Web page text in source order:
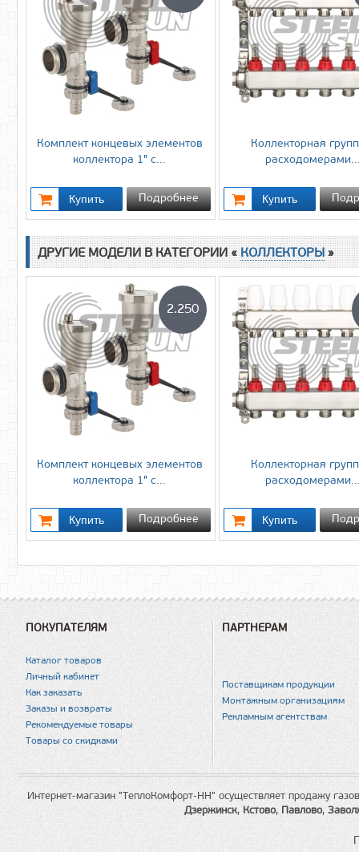
Комплект концевых элементов
коллектора 1" с...
Подробнее
Коллекторная
ДРУГИЕ МОДЕЛИ В КАТЕГОРИИ «КОЛЛЕКТОРЫ»
Комплект концевых элементов
коллектора 1" с...
2.250
Подробнее
Коллекторная
ПОКУПАТЕЛЯМ
Каталог товаров
Личный кабинет
Как заказать
Заказы и возвраты
Рекомендуемые товары
Товары со скидками
ПАРТНЕРАМ
Поставщикам продукции
Монтажным организациям
Рекламным агентствам
Интернет-магазин "ТеплоКомфорт-НН" осуществляет продажу
Дзержинск, Кстово, Павлово,